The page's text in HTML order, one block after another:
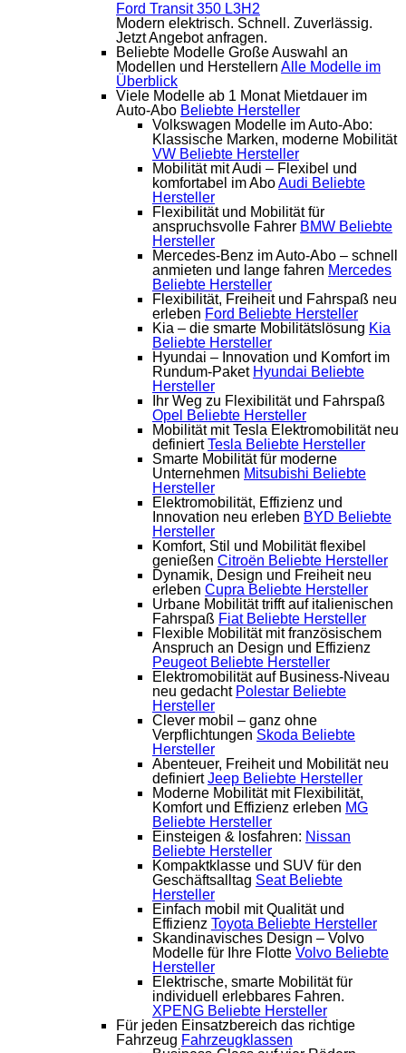
Ford Transit 350 L3H2
Modern elektrisch. Schnell. Zuverlässig.
Jetzt Angebot anfragen.
Beliebte Modelle Große Auswahl an
Modellen und Herstellern Alle Modelle im
Überblick
Viele Modelle ab 1 Monat Mietdauer im
Auto-Abo Beliebte Hersteller
Volkswagen Modelle im Auto-Abo:
Klassische Marken, moderne Mobilität
VW Beliebte Hersteller
Mobilität mit Audi – Flexibel und
komfortabel im AboAudi Beliebte
Hersteller
Flexibilität und Mobilität für
anspruchsvolle Fahrer BMW Beliebte
Hersteller
Mercedes-Benz im Auto-Abo – schnell
anmieten und lange fahren Mercedes
Beliebte Hersteller
Flexibilität, Freiheit und Fahrspaß neu
erleben Ford Beliebte Hersteller
Kia – die smarte Mobilitätslösung Kia
Beliebte Hersteller
Hyundai – Innovation und Komfort im
Rundum-Paket Hyundai Beliebte
Hersteller
Ihr Weg zu Flexibilität und Fahrspaß
Opel Beliebte Hersteller
Mobilität mit Tesla Elektromobilität neu
definiert Tesla Beliebte Hersteller
Smarte Mobilität für moderne
Unternehmen Mitsubishi Beliebte
Hersteller
Elektromobilität, Effizienz und
Innovation neu erleben BYD Beliebte
Hersteller
Komfort, Stil und Mobilität flexibel
genießen Citroën Beliebte Hersteller
Dynamik, Design und Freiheit neu
erleben Cupra Beliebte Hersteller
Urbane Mobilität trifft auf italienischen
Fahrspaß Fiat Beliebte Hersteller
Flexible Mobilität mit französischem
Anspruch an Design und Effizienz
Peugeot Beliebte Hersteller
Elektromobilität auf Business-Niveau
neu gedacht Polestar Beliebte
Hersteller
Clever mobil – ganz ohne
Verpflichtungen Skoda Beliebte
Hersteller
Abenteuer, Freiheit und Mobilität neu
definiert Jeep Beliebte Hersteller
Moderne Mobilität mit Flexibilität,
Komfort und Effizienz erleben MG
Beliebte Hersteller
Einsteigen & losfahren: Nissan
Beliebte Hersteller
Kompaktklasse und SUV für den
Geschäftsalltag Seat Beliebte
Hersteller
Einfach mobil mit Qualität und
Effizienz Toyota Beliebte Hersteller
Skandinavisches Design – Volvo
Modelle für Ihre Flotte Volvo Beliebte
Hersteller
Elektrische, smarte Mobilität für
individuell erlebbares Fahren.
XPENG Beliebte Hersteller
Für jeden Einsatzbereich das richtige
Fahrzeug Fahrzeugklassen